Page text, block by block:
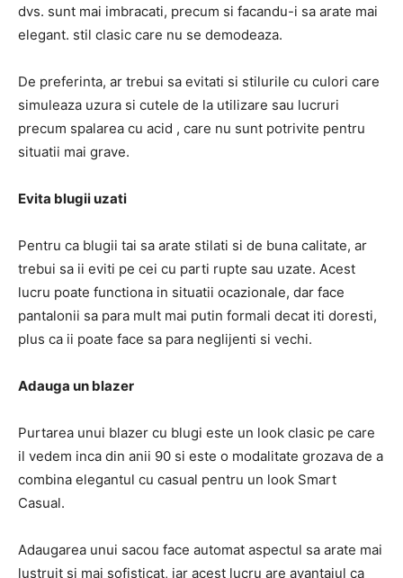
dvs. sunt mai imbracati, precum si facandu-i sa arate mai
elegant. stil clasic care nu se demodeaza.
De preferinta, ar trebui sa evitati si stilurile cu culori care
simuleaza uzura si cutele de la utilizare sau lucruri
precum spalarea cu acid , care nu sunt potrivite pentru
situatii mai grave.
Evita blugii uzati
Pentru ca blugii tai sa arate stilati si de buna calitate, ar
trebui sa ii eviti pe cei cu parti rupte sau uzate. Acest
lucru poate functiona in situatii ocazionale, dar face
pantalonii sa para mult mai putin formali decat iti doresti,
plus ca ii poate face sa para neglijenti si vechi.
Adauga un blazer
Purtarea unui blazer cu blugi este un look clasic pe care
il vedem inca din anii 90 si este o modalitate grozava de a
combina elegantul cu casual pentru un look Smart
Casual.
Adaugarea unui sacou face automat aspectul sa arate mai
lustruit si mai sofisticat, iar acest lucru are avantajul ca